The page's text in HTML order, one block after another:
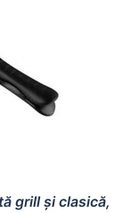
grill și clasică,